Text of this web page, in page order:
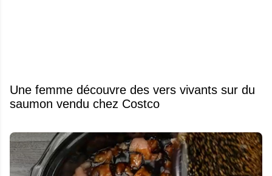
Une femme découvre des vers vivants sur du
saumon vendu chez Costco